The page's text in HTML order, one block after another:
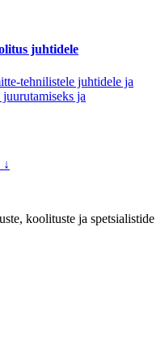
juhtidele
tehnilistele juhtidele ja
ja
↓
koolituste ja spetsialistide